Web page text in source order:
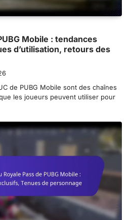
Mobile : tendances
d’utilisation, retours des
de PUBG Mobile sont des chaînes
les joueurs peuvent utiliser pour